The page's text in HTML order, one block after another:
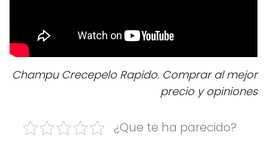
Champu Crecepelo Rapido. Comprar al mejor
precio y opiniones
¿Que te ha parecido?